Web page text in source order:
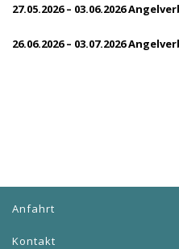
27.05.2026 – 03.06.2026
26.06.2026 – 03.07.2026
Anfahrt
Kontakt